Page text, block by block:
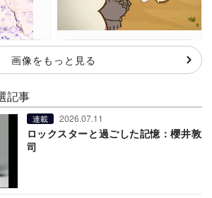
画像をもっと見る
記事
連載 2026.07.11
ロックスターと過ごした記憶：櫻井敦
司